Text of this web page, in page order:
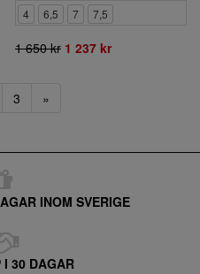
4 6,5 7 7,5
1 650 kr 1 237 kr
3 »
INOM SVERIGE
I 30 DAGAR